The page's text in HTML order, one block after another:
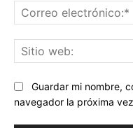
Guardar mi nombre,
navegador la próxima